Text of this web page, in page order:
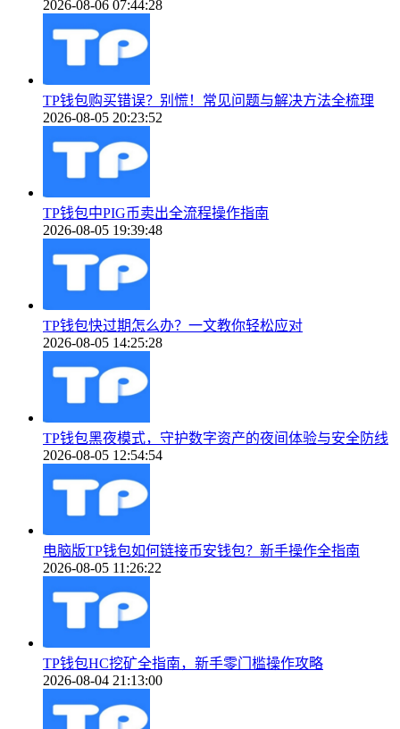
2026-08-06 07:44:28
TP钱包购买错误？别慌！常见问题与解决方法全梳理
2026-08-05 20:23:52
TP钱包中PIG币卖出全流程操作指南
2026-08-05 19:39:48
TP钱包快过期怎么办？一文教你轻松应对
2026-08-05 14:25:28
TP钱包黑夜模式，守护数字资产的夜间体验与安全防线
2026-08-05 12:54:54
电脑版TP钱包如何链接币安钱包？新手操作全指南
2026-08-05 11:26:22
TP钱包HC挖矿全指南，新手零门槛操作攻略
2026-08-04 21:13:00